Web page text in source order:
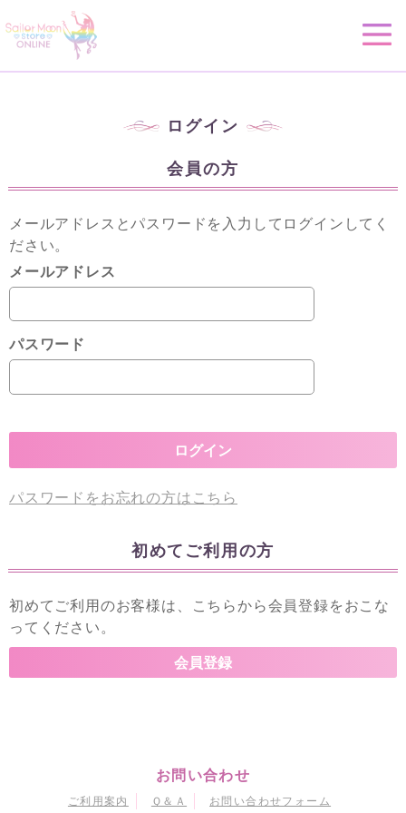
ログイン
会員の方
メールアドレスとパスワードを入力してログインしてく
ださい。
メールアドレス
パスワード
パスワードをお忘れの方はこちら
初めてご利用の方
初めてご利用のお客様は、こちらから会員登録をおこな
ってください。
お問い合わせ
ご利用案内 Ｑ＆Ａ お問い合わせフォーム